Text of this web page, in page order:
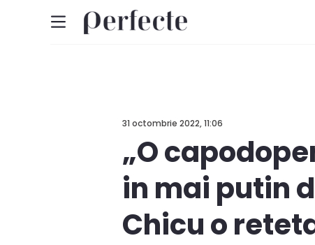
31 octombrie 2022, 11:06
„O
in mai putin
Chicu o